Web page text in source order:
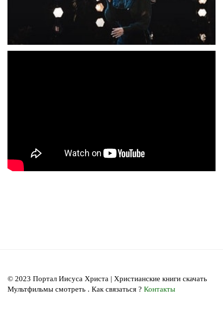
© 2023 Портал Иисуса Христа | Христианские книги скачать
Мультфильмы смотреть . Как связаться ? Контакты